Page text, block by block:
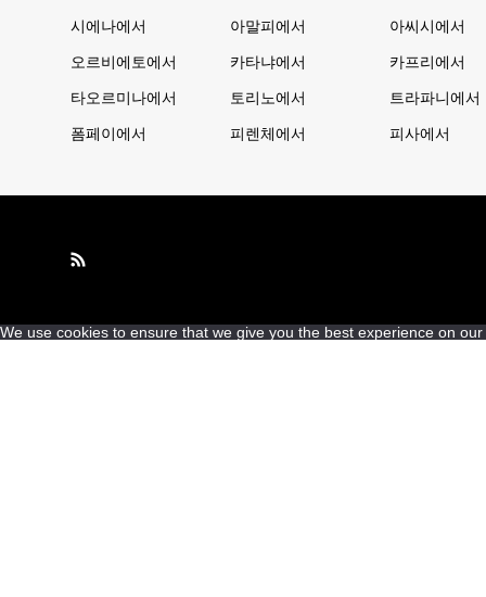
시에나에서 아말피에서 아씨시에서
오르비에토에서 카타냐에서 카프리에서
타오르미나에서 토리노에서 트라파니에서
폼페이에서 피렌체에서 피사에서
We use cookies to ensure that we give you the best experience on